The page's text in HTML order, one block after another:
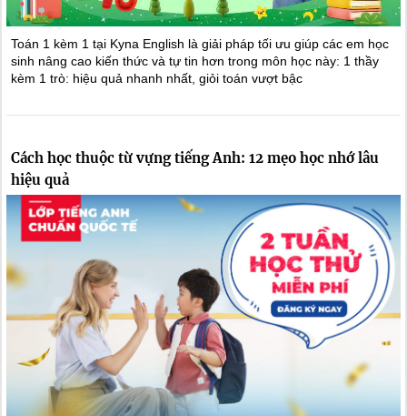
Toán 1 kèm 1 tại Kyna English là giải pháp tối ưu giúp các em học
sinh nâng cao kiến thức và tự tin hơn trong môn học này: 1 thầy
kèm 1 trò: hiệu quả nhanh nhất, giỏi toán vượt bậc
Cách học thuộc từ vựng tiếng Anh: 12 mẹo học nhớ lâu
hiệu quả